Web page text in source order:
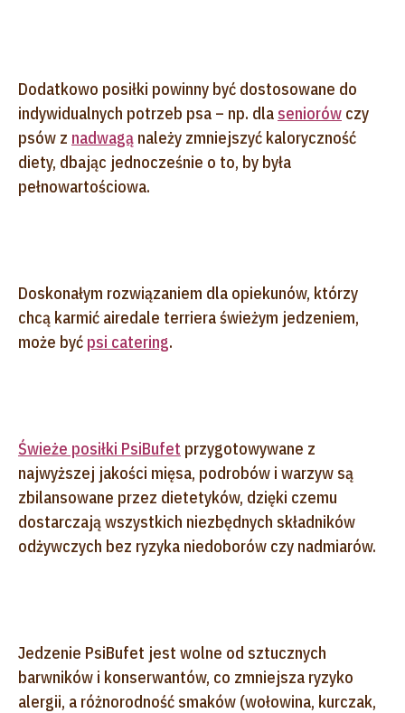
Dodatkowo posiłki powinny być dostosowane do
indywidualnych potrzeb psa – np. dla seniorów czy
psów z nadwagą należy zmniejszyć kaloryczność
diety, dbając jednocześnie o to, by była
pełnowartościowa.
Doskonałym rozwiązaniem dla opiekunów, którzy
chcą karmić airedale terriera świeżym jedzeniem,
może być psi catering.
Świeże posiłki PsiBufet przygotowywane z
najwyższej jakości mięsa, podrobów i warzyw są
zbilansowane przez dietetyków, dzięki czemu
dostarczają wszystkich niezbędnych składników
odżywczych bez ryzyka niedoborów czy nadmiarów.
Jedzenie PsiBufet jest wolne od sztucznych
barwników i konserwantów, co zmniejsza ryzyko
alergii, a różnorodność smaków (wołowina, kurczak,